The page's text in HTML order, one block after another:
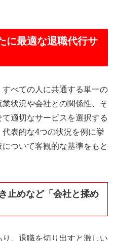
に最適な退職代行サ
べての人に共通する単一の
状況や会社との関係性、そ
適切なサービスを選択する
表的な4つの状況を例に挙
ついて客観的な基準をもと
止めなど「会社と揉め
り、退職を切り出すと激しい